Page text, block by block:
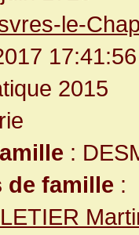
le-
17:41:56
2015
:
de famille :